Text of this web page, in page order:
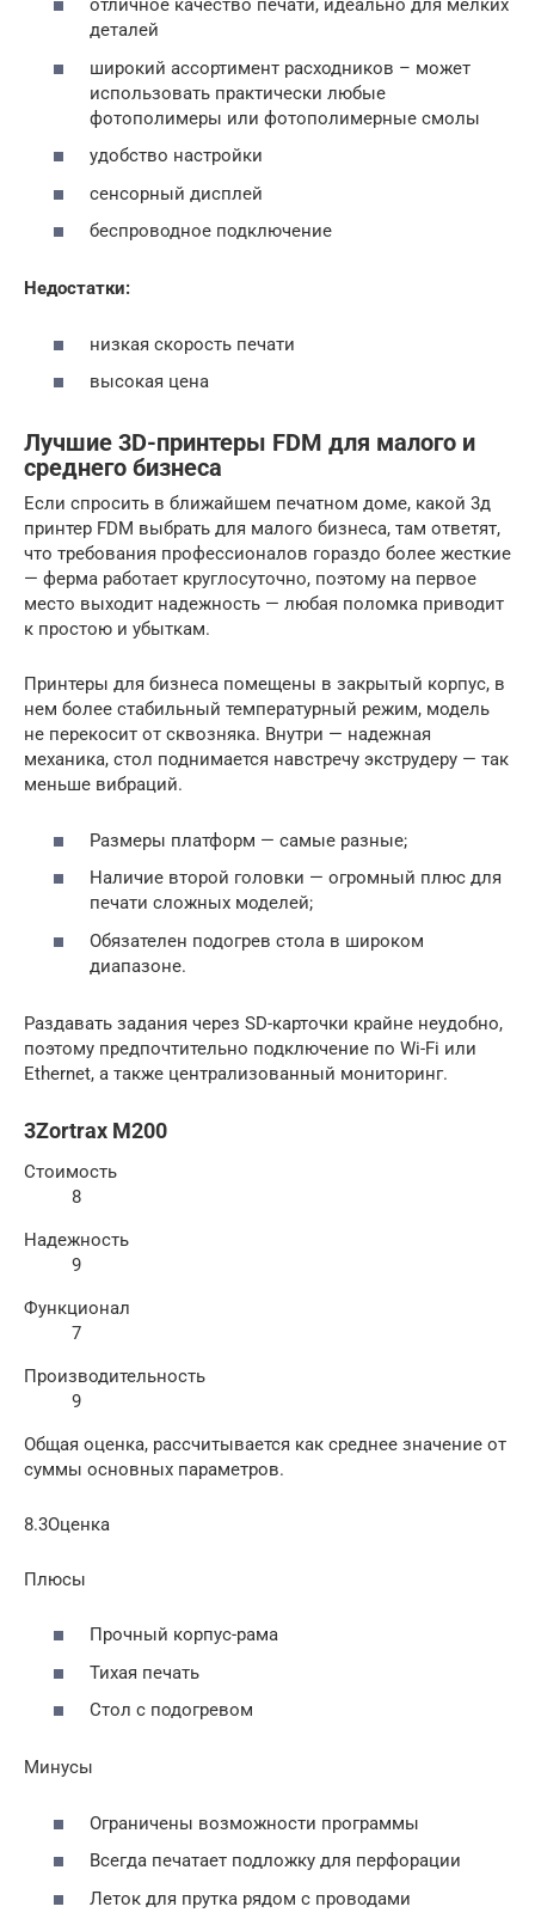
отличное качество печати, идеально для мелких
деталей
широкий ассортимент расходников – может
использовать практически любые
фотополимеры или фотополимерные смолы
удобство настройки
сенсорный дисплей
беспроводное подключение
Недостатки:
низкая скорость печати
высокая цена
Лучшие 3D-принтеры FDM для малого и
среднего бизнеса
Если спросить в ближайшем печатном доме, какой 3д
принтер FDM выбрать для малого бизнеса, там ответят,
что требования профессионалов гораздо более жесткие
— ферма работает круглосуточно, поэтому на первое
место выходит надежность — любая поломка приводит
к простою и убыткам.
Принтеры для бизнеса помещены в закрытый корпус, в
нем более стабильный температурный режим, модель
не перекосит от сквозняка. Внутри — надежная
механика, стол поднимается навстречу экструдеру — так
меньше вибраций.
Размеры платформ — самые разные;
Наличие второй головки — огромный плюс для
печати сложных моделей;
Обязателен подогрев стола в широком
диапазоне.
Раздавать задания через SD-карточки крайне неудобно,
поэтому предпочтительно подключение по Wi-Fi или
Ethernet, а также централизованный мониторинг.
3Zortrax M200
Стоимость
8
Надежность
9
Функционал
7
Производительность
9
Общая оценка, рассчитывается как среднее значение от
суммы основных параметров.
8.3Оценка
Плюсы
Прочный корпус-рама
Тихая печать
Стол с подогревом
Минусы
Ограничены возможности программы
Всегда печатает подложку для перфорации
Леток для прутка рядом с проводами